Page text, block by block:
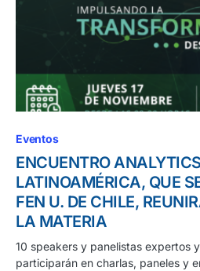
Eventos
ENCUENTRO
LATINOAMÉRICA, QUE
FEN U. DE CHILE,
LA MATERIA
10 speakers y panelistas expertos
participarán en charlas, paneles y